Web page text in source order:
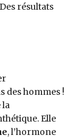
résultats
des hommes !
la
Elle
, l’hormone